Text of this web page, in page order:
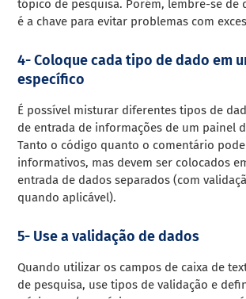
tópico de pesquisa. Porém, lembre-se de
é a chave para evitar problemas com
4- Coloque cada tipo de dado em
específico
É possível misturar diferentes tipos de
de entrada de informações de um painel
Tanto o código quanto o comentário
informativos, mas devem ser colocados
entrada de dados separados (com
quando aplicável).
5- Use a validação de dados
Quando utilizar os campos de caixa de
de pesquisa, use tipos de validação e